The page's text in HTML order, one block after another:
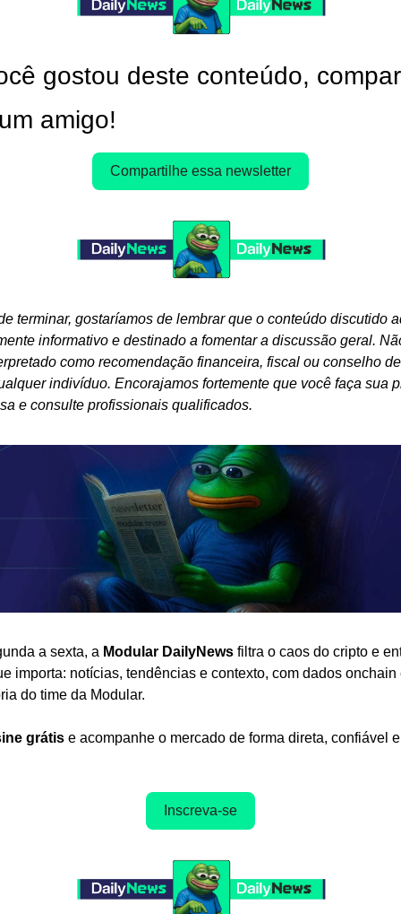
gostou deste conteúdo,
amigo!
Compartilhe essa newsletter
terminar, gostaríamos de lembrar que o conteúdo discutido
informativo e destinado a fomentar a discussão geral.
como recomendação financeira, fiscal ou conselho
indivíduo. Encorajamos fortemente que você faça sua
e consulte profissionais qualificados.
a sexta, a Modular DailyNews filtra o caos do cripto e
importa: notícias, tendências e contexto, com dados onchain
do time da Modular.
grátis e acompanhe o mercado de forma direta, confiável
Inscreva-se